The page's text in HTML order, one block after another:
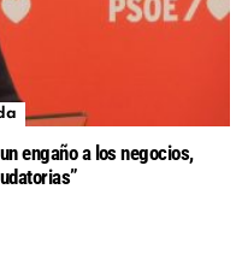
engaño a los negocios,